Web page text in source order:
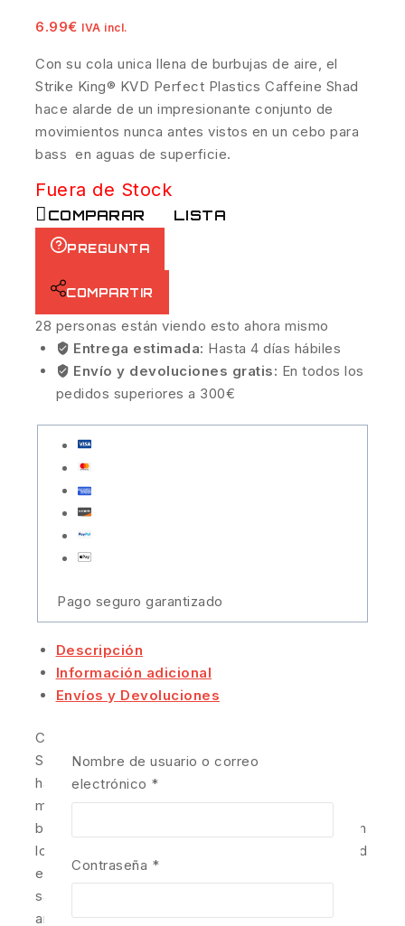
6.99€ IVA incl.
Con su cola unica llena de burbujas de aire, el
Strike King® KVD Perfect Plastics Caffeine Shad
hace alarde de un impresionante conjunto de
movimientos nunca antes vistos en un cebo para
bass en aguas de superficie.
Fuera de Stock
COMPARAR LISTA
PREGUNTA
COMPARTIR
28 personas están viendo esto ahora mismo
Entrega estimada: Hasta 4 días hábiles
Envío y devoluciones gratis: En todos los
pedidos superiores a 300€
Pago seguro garantizado
Descripción
Información adicional
Envíos y Devoluciones
Con su cola única llena de burbujas de aire, el
Strike King® KVD Perfect Plastics Caffeine Shad
hace alarde de un impresionante conjunto de
movimientos nunca antes vistos en un cebo para
bass en aguas de superficie. Confeccionado con
los mejores plásticos del mundo, el Caffeine Shad
es extremadamente suave y flexible, cargado de
sal, y fuertemente impregnado con un verdadero
aroma a café. Esta combinación mortal maximiza
Nombre de usuario o correo
electrónico *
Contraseña *